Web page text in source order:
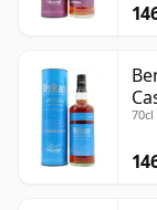
70cl